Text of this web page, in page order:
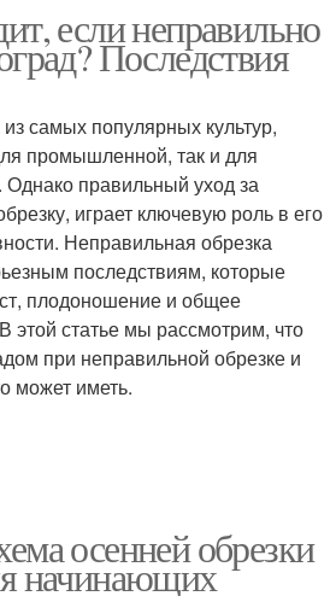
если неправильно
Последствия
самых популярных культур,
промышленной, так и для
Однако правильный уход за
играет ключевую роль в его
Неправильная обрезка
последствиям, которые
плодоношение и общее
этой статье мы рассмотрим, что
при неправильной обрезке и
может иметь.
осенней обрезки
начинающих